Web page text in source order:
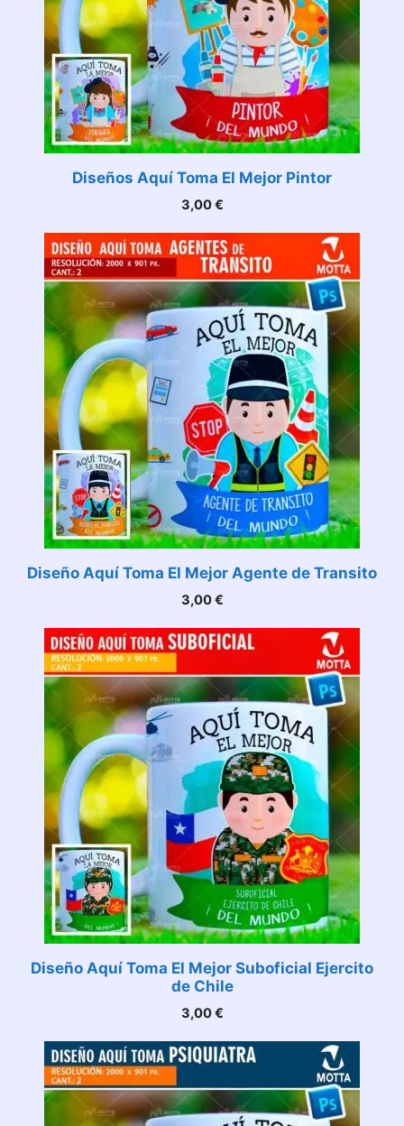
Diseños Aquí Toma El Mejor Pintor
3,00€
Diseño Aquí Toma El Mejor Agente de Transito
3,00€
Diseño Aquí Toma El Mejor Suboficial Ejercito
de Chile
3,00€